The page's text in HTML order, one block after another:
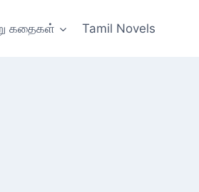
கதைகள் Tamil Novels